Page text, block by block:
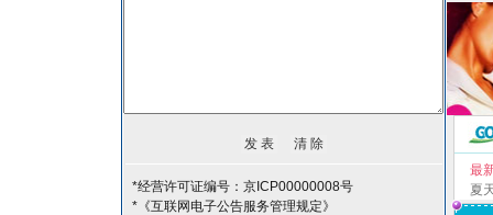
*经营许可证编号：京ICP00000008号
*《互联网电子公告服务管理规定》
最
夏